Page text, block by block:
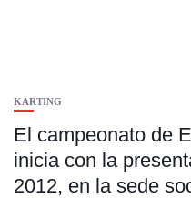
KARTING
El campeonato de
inicia con la
2012, en la sede